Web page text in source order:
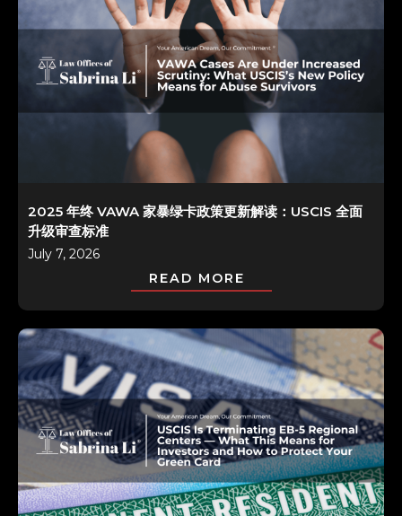
2025 年终 VAWA 家暴绿卡政策更新解读：USCIS 全面
升级审查标准
July 7, 2026
READ MORE